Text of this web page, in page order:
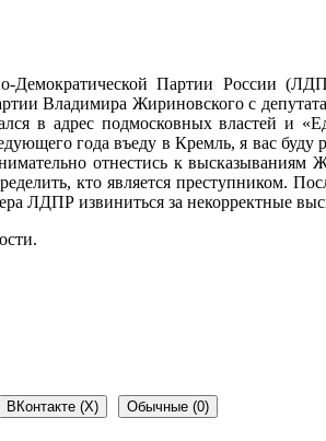
Демократической Партии России
Владимира Жириновского с
в адрес подмосковных властей и
года въеду в Кремль, я вас
отнестись к
кто является преступником.
ЛДПР извиниться за некорректные
ВКонтакте (X) Обычные (0)